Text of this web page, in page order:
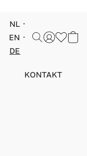
NL
EN
DE
KONTAKT